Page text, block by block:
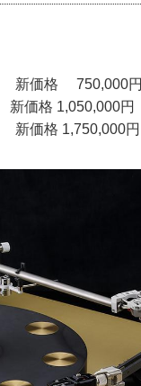
) 新価格 750,000円
価格 1,050,000円
価格 1,750,000円